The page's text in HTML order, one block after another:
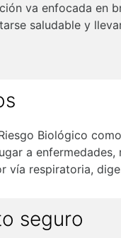
va enfocada en
saludable y
Biológico
a
vía respiratoria,
seguro